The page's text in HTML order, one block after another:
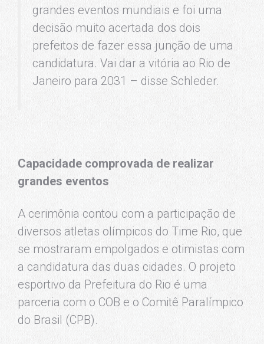
grandes eventos mundiais e foi uma
decisão muito acertada dos dois
prefeitos de fazer essa junção de uma
candidatura. Vai dar a vitória ao Rio de
Janeiro para 2031 – disse Schleder.
Capacidade comprovada de realizar
grandes eventos
A cerimônia contou com a participação de
diversos atletas olímpicos do Time Rio, que
se mostraram empolgados e otimistas com
a candidatura das duas cidades. O projeto
esportivo da Prefeitura do Rio é uma
parceria com o COB e o Comitê Paralímpico
do Brasil (CPB).